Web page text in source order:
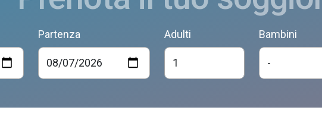
Partenza Adulti Bambini